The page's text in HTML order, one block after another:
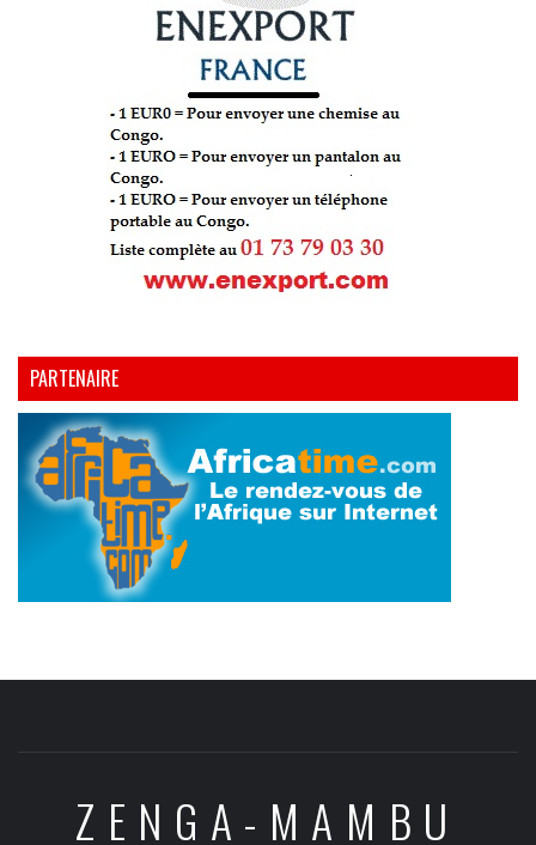
PARTENAIRE
ZENGA-MAMBU